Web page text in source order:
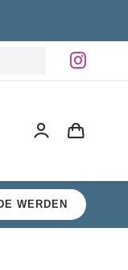
WERDEN